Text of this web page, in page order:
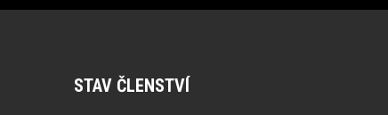
STAV ČLENSTVÍ